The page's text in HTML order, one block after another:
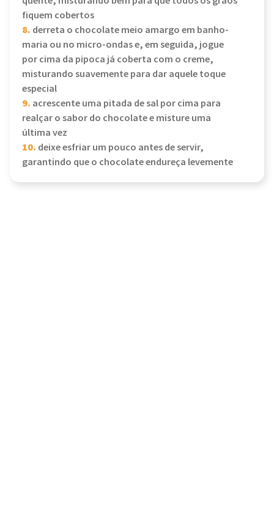
fiquem cobertos
8. derreta o chocolate meio amargo em banho-
maria ou no micro-ondas e, em seguida, jogue
por cima da pipoca já coberta com o creme,
misturando suavemente para dar aquele toque
especial
9. acrescente uma pitada de sal por cima para
realçar o sabor do chocolate e misture uma
última vez
10. deixe esfriar um pouco antes de servir,
garantindo que o chocolate endureça levemente